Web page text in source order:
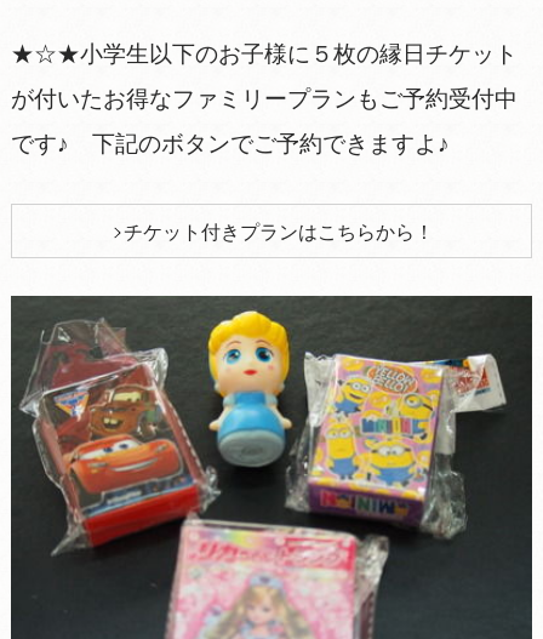
★☆★小学生以下のお子様に５枚の縁日チケット
が付いたお得なファミリープランもご予約受付中
です♪ 下記のボタンでご予約できますよ♪
チケット付きプランはこちらから！